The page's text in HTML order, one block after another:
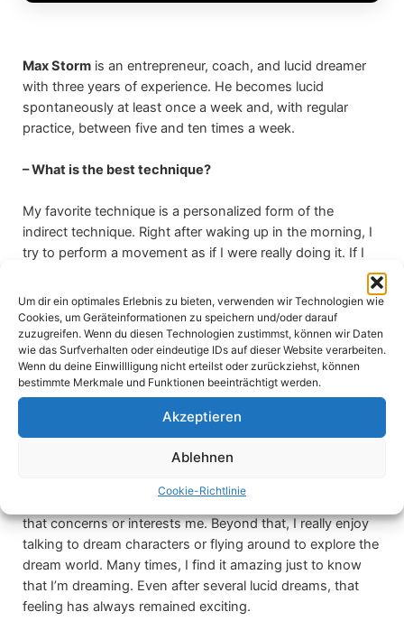
Um dir ein optimales Erlebnis zu bieten, verwenden wir Technologien wie
Cookies, um Geräteinformationen zu speichern und/oder darauf
zuzugreifen. Wenn du diesen Technologien zustimmst, können wir Daten
wie das Surfverhalten oder eindeutige IDs auf dieser Website verarbeiten.
Wenn du deine Einwillligung nicht erteilst oder zurückziehst, können
bestimmte Merkmale und Funktionen beeinträchtigt werden.
Akzeptieren
Ablehnen
Cookie-Richtlinie
Max Stormis an entrepreneur, coach, and lucid dreamer
with three years of experience. He becomes lucid
spontaneously at least once a week and, with regular
practice, between five and ten times a week.
– What is the best technique?
My favorite technique is a personalized form of the
indirect technique. Right after waking up in the morning, I
try to perform a movement as if I were really doing it. If I
seconds, I switch to another movement—currently, from
running to cycling. Again, I act as if I were really
performing the movement, but this time while trying to fall
back asleep. While falling back asleep, I almost always feel
a sensation of movement. After waking up from a lucid
dream, I try the same technique again, which makes it
possible to have several lucid dreams per night.
– What is your favorite activity to do in the phase state?
that concerns or interests me. Beyond that, I really enjoy
talking to dream characters or flying around to explore the
dream world. Many times, I find it amazing just to know
that I’m dreaming. Even after several lucid dreams, that
feeling has always remained exciting.